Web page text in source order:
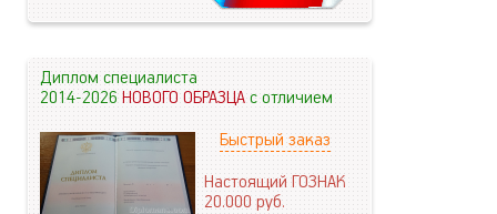
Диплом специалиста
2014-2026НОВОГО ОБРАЗЦАс отличием
Быстрый заказ
Настоящий ГОЗНАК
20.000руб.